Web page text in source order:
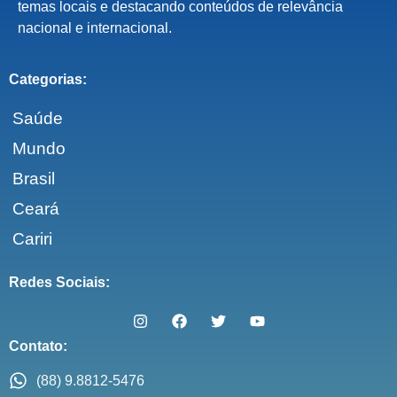
temas locais e destacando conteúdos de relevância
nacional e internacional.
Categorias:
Saúde
Mundo
Brasil
Ceará
Cariri
Redes Sociais:
Contato:
(88) 9.8812-5476